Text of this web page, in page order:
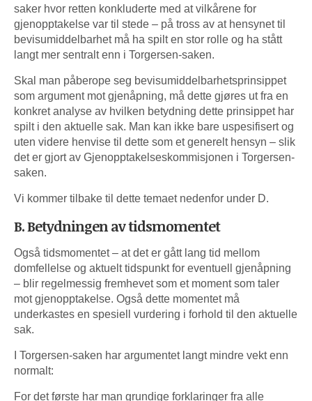
saker hvor retten konkluderte med at vilkårene for
gjenopptakelse var til stede – på tross av at hensynet til
bevisumiddelbarhet må ha spilt en stor rolle og ha stått
langt mer sentralt enn i Torgersen-saken.
Skal man påberope seg bevisumiddelbarhetsprinsippet
som argument mot gjenåpning, må dette gjøres ut fra en
konkret analyse av hvilken betydning dette prinsippet har
spilt i den aktuelle sak. Man kan ikke bare uspesifisert og
uten videre henvise til dette som et generelt hensyn – slik
det er gjort av Gjenopptakelseskommisjonen i Torgersen-
saken.
Vi kommer tilbake til dette temaet nedenfor under D.
B. Betydningen av tidsmomentet
Også tidsmomentet – at det er gått lang tid mellom
domfellelse og aktuelt tidspunkt for eventuell gjenåpning
– blir regelmessig fremhevet som et moment som taler
mot gjenopptakelse. Også dette momentet må
underkastes en spesiell vurdering i forhold til den aktuelle
sak.
I Torgersen-saken har argumentet langt mindre vekt enn
normalt:
For det første har man grundige forklaringer fra alle